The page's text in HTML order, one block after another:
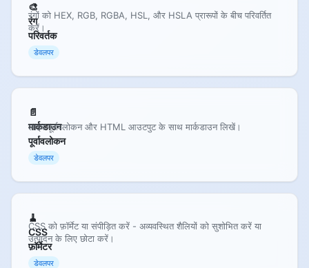
🎨
रंग
परिवर्तक
रंगों को HEX, RGB, RGBA, HSL, और HSLA प्रारूपों के बीच परिवर्तित
करें।
डेवलपर
📄
मार्कडाउन
पूर्वावलोकन
लाइव पूर्वावलोकन और HTML आउटपुट के साथ मार्कडाउन लिखें।
डेवलपर
🧹
CSS
फ़ॉर्मेटर
CSS को फ़ॉर्मेट या संपीड़ित करें - अव्यवस्थित शैलियों को सुशोभित करें या
उत्पादन के लिए छोटा करें।
डेवलपर